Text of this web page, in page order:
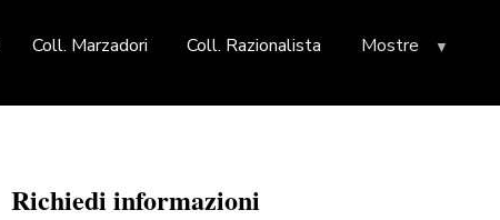
Coll. Marzadori Coll. Razionalista Mostre
Richiedi informazioni